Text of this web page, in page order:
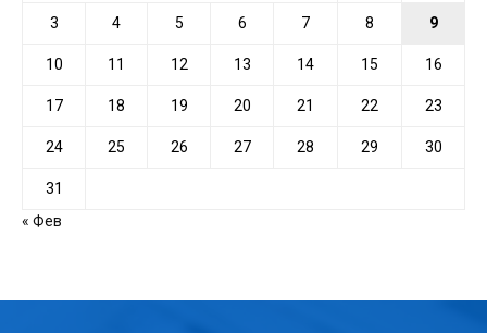
3 4 5 6 7 8 9
10 11 12 13 14 15 16
17 18 19 20 21 22 23
24 25 26 27 28 29 30
31
« Фев